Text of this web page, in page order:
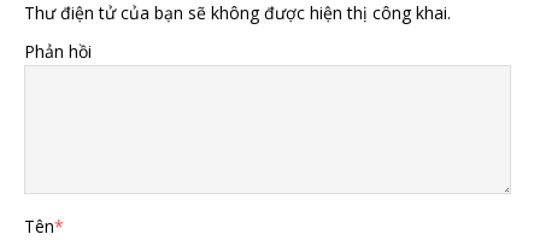
Thư điện tử của bạn sẽ không được hiện thị công khai.
Phản hồi
Tên*